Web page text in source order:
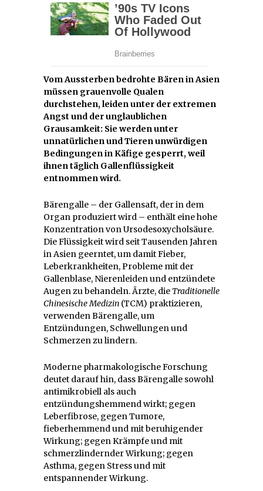
Vom Aussterben bedrohte Bären in Asien
müssen grauenvolle Qualen
durchstehen, leiden unter der extremen
Angst und der unglaublichen
Grausamkeit: Sie werden unter
unnatürlichen und Tieren unwürdigen
Bedingungen in Käfige gesperrt, weil
ihnen täglich Gallenflüssigkeit
entnommen wird.
Bärengalle – der Gallensaft, der in dem
Organ produziert wird – enthält eine hohe
Konzentration von Ursodesoxycholsäure.
Die Flüssigkeit wird seit Tausenden Jahren
in Asien geerntet, um damit Fieber,
Leberkrankheiten, Probleme mit der
Gallenblase, Nierenleiden und entzündete
Augen zu behandeln. Ärzte, die Traditionelle
Chinesische Medizin (TCM) praktizieren,
verwenden Bärengalle, um
Entzündungen, Schwellungen und
Schmerzen zu lindern.
Moderne pharmakologische Forschung
deutet darauf hin, dass Bärengalle sowohl
antimikrobiell als auch
entzündungshemmend wirkt; gegen
Leberfibrose, gegen Tumore,
fieberhemmend und mit beruhigender
Wirkung; gegen Krämpfe und mit
schmerzlindernder Wirkung; gegen
Asthma, gegen Stress und mit
entspannender Wirkung.